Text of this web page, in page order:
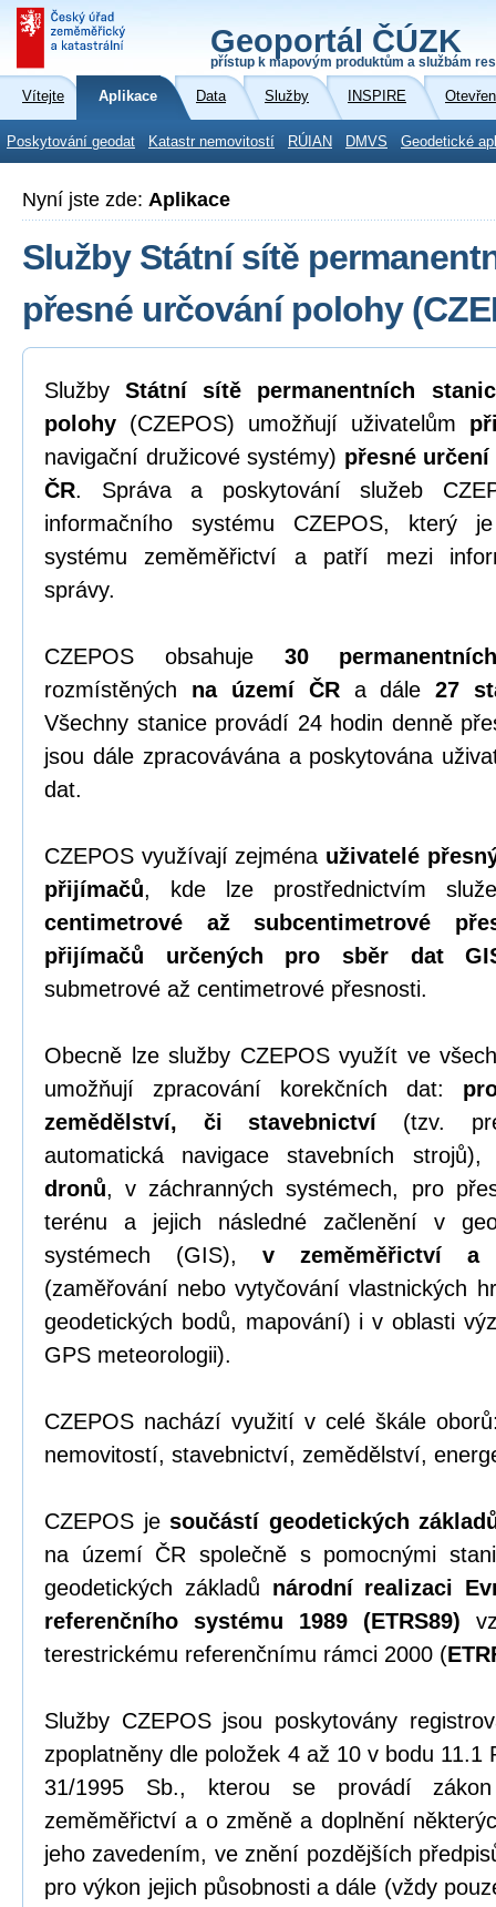
Geoportál ČÚZK
přístup k mapovým produktům a službám
Vítejte Aplikace Data Služby INSPIRE
Poskytování geodat Katastr nemovitostí RÚIAN DMVS Geodetické
Nyní jste zde: Aplikace
Služby Státní sítě
přesné určování polohy
SlužbyStátní sítě permanentních
polohy (CZEPOS) umožňují uživatelům
navigační družicové systémy) přesné
ČR. Správa a poskytování služeb
informačního systému CZEPOS, který
systému zeměměřictví a patří mezi
správy.
CZEPOS obsahuje 30
rozmístěných na území ČRa dále27
Všechny stanice provádí 24 hodin denně
jsou dále zpracovávána a poskytována
dat.
CZEPOS využívají zejména uživatelé
přijímačů, kde lze prostřednictvím
centimetrové až subcentimetrové
přijímačů určených pro sběr dat
submetrové až centimetrové přesnosti.
Obecně lze služby CZEPOS využít ve
umožňují zpracování korekčních dat:
zemědělství, či stavebnictví (tzv.
automatická navigace stavebních
dronů, v záchranných systémech, pro
terénu a jejich následné začlenění v
systémech (GIS), v zeměměřictví a
(zaměřování nebo vytyčování vlastnických
geodetických bodů, mapování) i v oblasti
GPS meteorologii).
CZEPOS nachází využití v celé škále
nemovitostí, stavebnictví, zemědělství,
CZEPOS jesoučástí geodetických
na území ČR společně s pomocnými
geodetických základů národní realizaci
referenčního systému 1989 (ETRS89)
terestrickému referenčnímu rámci 2000 (
Služby CZEPOS jsou poskytovány
zpoplatněny dle položek 4 až 10 v bodu 11.1
31/1995 Sb., kterou se provádí
zeměměřictví a o změně a doplnění
jeho zavedením, ve znění pozdějších
pro výkon jejich působnosti a dále (vždy